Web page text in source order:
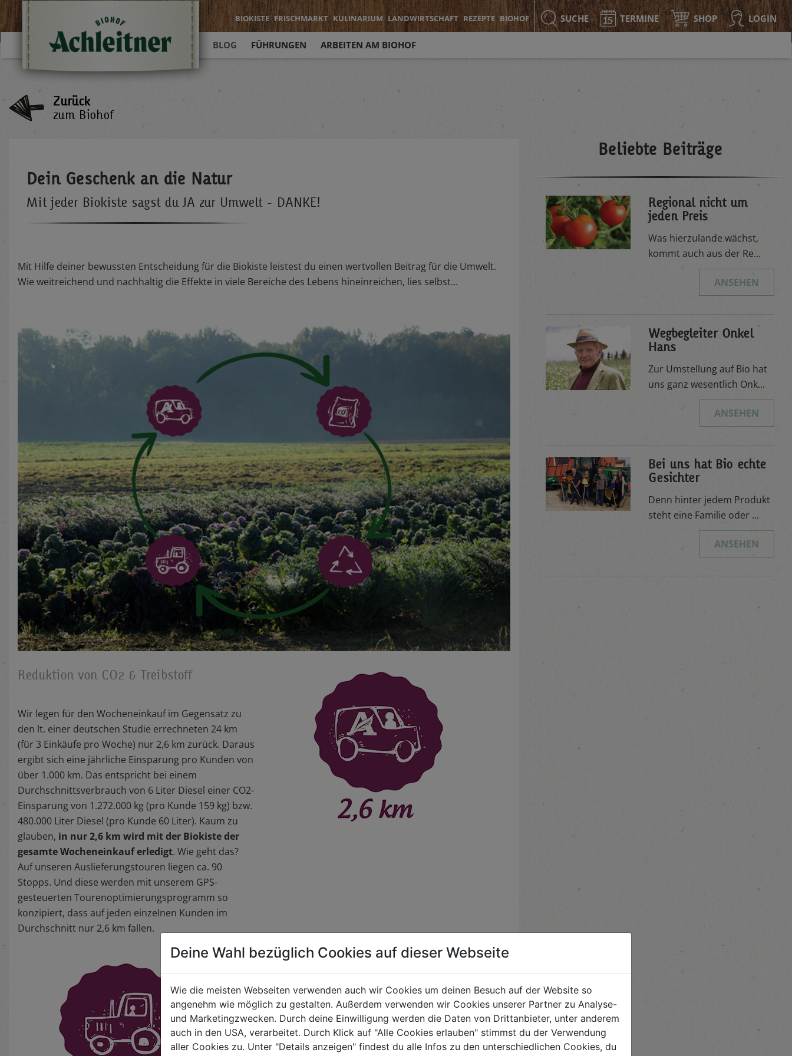
BIOKISTE FRISCHMARKT KULINARIUM LANDWIRTSCHAFT REZEPTE BIOHOF
BLOG FÜHRUNGEN ARBEITEN AM BIOHOF
SUCHE TERMINE SHOP LOGIN
Zurück
zum Biohof
Dein Geschenk an die Natur
Mit jeder Biokiste sagst du JA zur Umwelt - DANKE!
Mit Hilfe deiner bewussten Entscheidung für die Biokiste leistest du einen wertvollen Beitrag für die Umwelt.
Wie weitreichend und nachhaltig die Effekte in viele Bereiche des Lebens hineinreichen, lies selbst...
Reduktion von CO2 & Treibstoff
Wir legen für den Wocheneinkauf im Gegensatz zu
den lt. einer deutschen Studie errechneten 24 km
(für 3 Einkäufe pro Woche) nur 2,6 km zurück. Daraus
ergibt sich eine jährliche Einsparung pro Kunden von
über 1.000 km. Das entspricht bei einem
Durchschnittsverbrauch von 6 Liter Diesel einer CO2-
Einsparung von 1.272.000 kg (pro Kunde 159 kg) bzw.
480.000 Liter Diesel (pro Kunde 60 Liter). Kaum zu
glauben, in nur 2,6 km wird mit der Biokiste der
gesamte Wocheneinkauf erledigt. Wie geht das?
Auf unseren Auslieferungstouren liegen ca. 90
Stopps. Und diese werden mit unserem GPS-
gesteuerten Tourenoptimierungsprogramm so
konzipiert, dass auf jeden einzelnen Kunden im
Durchschnitt nur 2,6 km fallen.
Ca. 2.000 Fußballfelder Bio-Fläche
Diese beträchtliche Fläche ermöglichst du mit dem
Kauf der Biokiste. Rund 1.600 Tonnen Lebensmittel
bringen wir pro Jahr zu dir nach Hause. Bei Karotten
und Erdäpfeln werden jährlich beispielsweise rund 20
Beliebte Beiträge
Regional nicht um
jeden Preis
Was hierzulande wächst,
kommt auch aus der Re...
ANSEHEN
Wegbegleiter Onkel
Hans
Zur Umstellung auf Bio hat
uns ganz wesentlich Onk...
ANSEHEN
Bei uns hat Bio echte
Gesichter
Denn hinter jedem Produkt
steht eine Familie oder ...
ANSEHEN
Deine Wahl bezüglich Cookies auf dieser Webseite
Wie die meisten Webseiten verwenden auch wir Cookies um deinen Besuch auf der Website so
angenehm wie möglich zu gestalten. Außerdem verwenden wir Cookies unserer Partner zu Analyse-
und Marketingzwecken. Durch deine Einwilligung werden die Daten von Drittanbieter, unter anderem
auch in den USA, verarbeitet. Durch Klick auf "Alle Cookies erlauben" stimmst du der Verwendung
aller Cookies zu. Unter "Details anzeigen" findest du alle Infos zu den unterschiedlichen Cookies, du